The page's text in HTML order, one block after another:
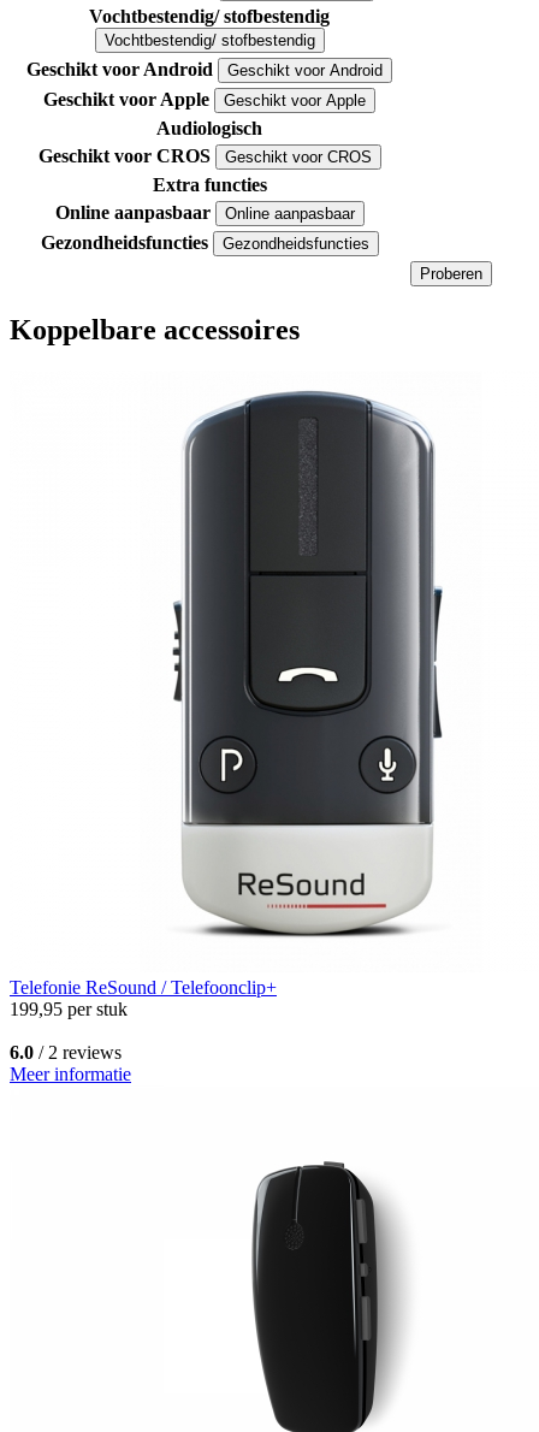
Vochtbestendig/ stofbestendig
Vochtbestendig/ stofbestendig
Geschikt voor Android Geschikt voor Android
Geschikt voor Apple Geschikt voor Apple
Audiologisch
Geschikt voor CROS
Geschikt voor CROS
Extra functies
Online aanpasbaar
Online aanpasbaar
Gezondheidsfuncties
Gezondheidsfuncties
Proberen
Koppelbare accessoires
Telefonie ReSound / Telefoonclip+
199,95 per stuk
6.0 / 2 reviews
Meer informatie